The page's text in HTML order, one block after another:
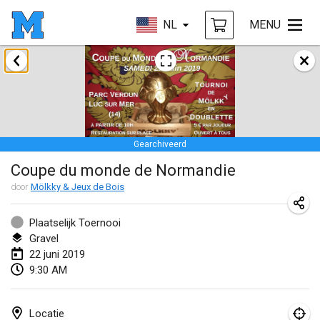
NL MENU
Gearchiveerd
Coupe du monde de Normandie
door Mölkky & Jeux de Bois
Plaatselijk Toernooi
Gravel
22 juni 2019
9:30 AM
Locatie
januari 2019
New Year's Throw Mölkky
1 jan. 2019|Tsjechië
Tournoi Mixte ASPTTOM
20 jan. 2019|Frankrijk
Tournoi d'Hiver
26 jan. 2019|Frankrijk
Liekki Cup
26 jan. 2019